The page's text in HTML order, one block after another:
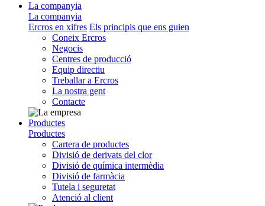
La companyia
La companyia
Ercros en xifres Els principis que ens guien
Coneix Ercros
Negocis
Centres de producció
Equip directiu
Treballar a Ercros
La nostra gent
Contacte
Productes
Productes
Cartera de productes
Divisió de derivats del clor
Divisió de química intermèdia
Divisió de farmàcia
Tutela i seguretat
Atenció al client